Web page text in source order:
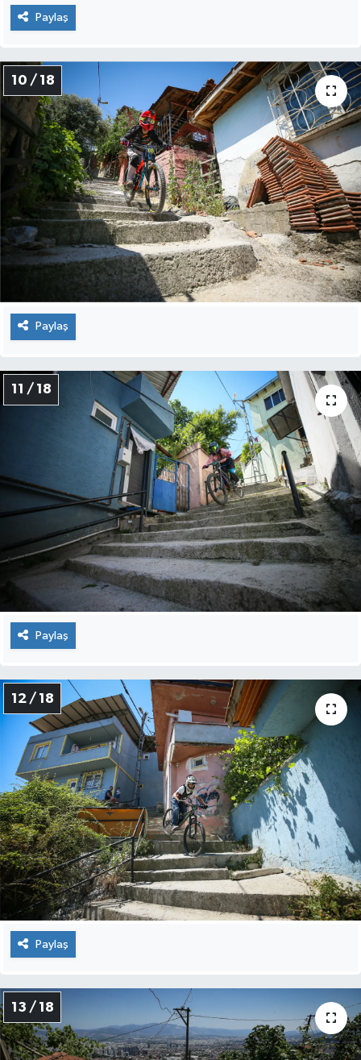
Paylaş
10 / 18
Paylaş
11 / 18
Paylaş
12 / 18
Paylaş
13 / 18